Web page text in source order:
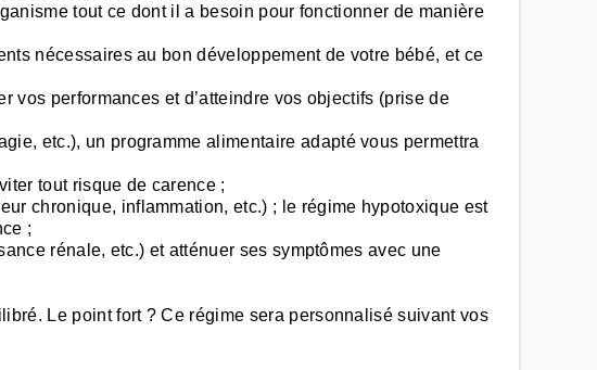
tout ce dont il a besoin pour fonctionner de manière
nécessaires au bon développement de votre bébé, et ce
vos performances et d’atteindre vos objectifs (prise de
etc.), un programme alimentaire adapté vous permettra
tout risque de carence ;
chronique, inflammation, etc.) ; le régime hypotoxique est
;
rénale, etc.) et atténuer ses symptômes avec une
Le point fort ? Ce régime sera personnalisé suivant vos